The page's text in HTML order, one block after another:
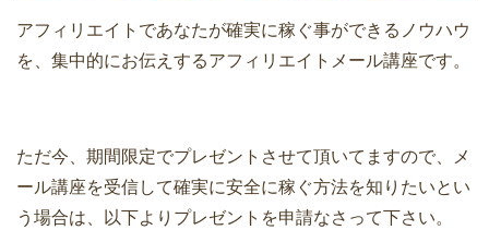
アフィリエイトであなたが確実に稼ぐ事ができるノウハウ
を、集中的にお伝えするアフィリエイトメール講座です。
ただ今、期間限定でプレゼントさせて頂いてますので、メ
ール講座を受信して確実に安全に稼ぐ方法を知りたいとい
う場合は、以下よりプレゼントを申請なさって下さい。